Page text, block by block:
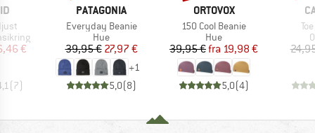
pris
€
(7)
MÆRKE
PATAGONIA
Artikel
Everyday Beanie
Produktgruppe
Hue
Pris
39,95 €Nedsat pris
27,97 €
+1
5,0(8)
MÆRKE
ORTOVOX
Artikel
150 Cool Beanie
Produktgruppe
Hue
Pris
39,95 € Nedsat pris
fra 19,98 €
5,0(4)